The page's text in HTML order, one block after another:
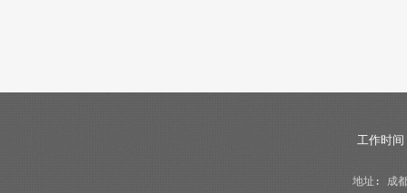
工作时
地址: 成